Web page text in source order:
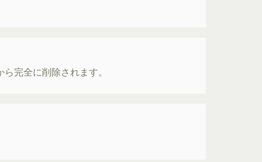
完全に削除されます。